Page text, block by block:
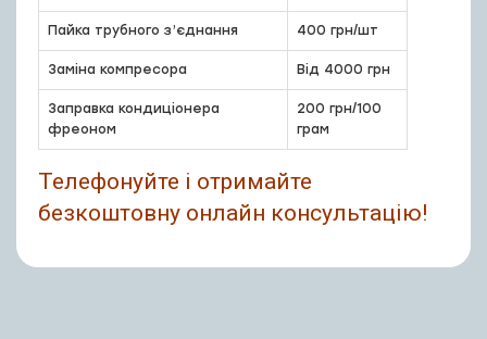
Пайка трубного з’єднання 400 грн/шт
Заміна компресора Від 4000 грн
Заправка кондиціонера
фреоном
200 грн/100
грам
Телефонуйте і отримайте
безкоштовну онлайн консультацію!